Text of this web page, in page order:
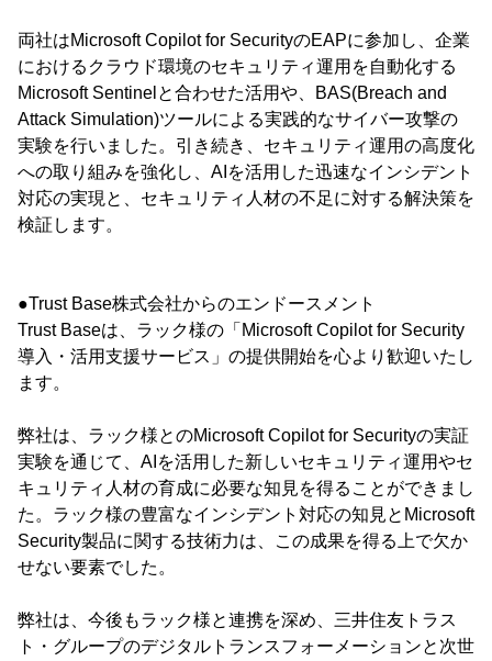
両社はMicrosoft Copilot for SecurityのEAPに参加し、企業
におけるクラウド環境のセキュリティ運用を自動化する
Microsoft Sentinelと合わせた活用や、BAS(Breach and
Attack Simulation)ツールによる実践的なサイバー攻撃の
実験を行いました。引き続き、セキュリティ運用の高度化
への取り組みを強化し、AIを活用した迅速なインシデント
対応の実現と、セキュリティ人材の不足に対する解決策を
検証します。
●Trust Base株式会社からのエンドースメント
Trust Baseは、ラック様の「Microsoft Copilot for Security
導入・活用支援サービス」の提供開始を心より歓迎いたし
ます。
弊社は、ラック様とのMicrosoft Copilot for Securityの実証
実験を通じて、AIを活用した新しいセキュリティ運用やセ
キュリティ人材の育成に必要な知見を得ることができまし
た。ラック様の豊富なインシデント対応の知見とMicrosoft
Security製品に関する技術力は、この成果を得る上で欠か
せない要素でした。
弊社は、今後もラック様と連携を深め、三井住友トラス
ト・グループのデジタルトランスフォーメーションと次世